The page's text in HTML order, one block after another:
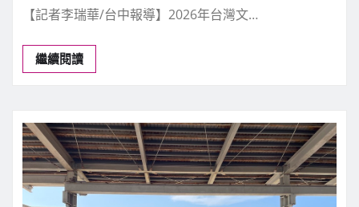
【記者李瑞華/台中報導】2026年台灣文…
繼續閱讀